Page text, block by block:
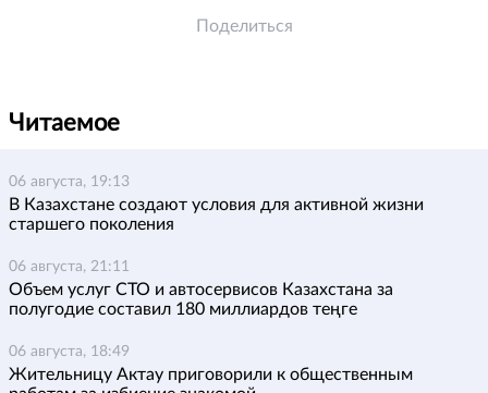
Поделиться
Читаемое
06 августа, 19:13
В Казахстане создают условия для активной жизни
старшего поколения
06 августа, 21:11
Объем услуг СТО и автосервисов Казахстана за
полугодие составил 180 миллиардов теңге
06 августа, 18:49
Жительницу Актау приговорили к общественным